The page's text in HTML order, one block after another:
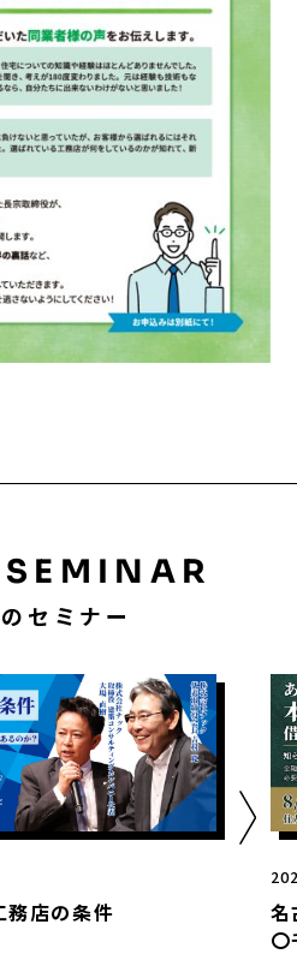
セミナー
8月20日(木)
：あなたの工務店、本当は
万円借りられるかもしれませ